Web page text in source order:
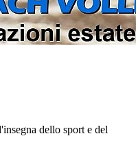
dello sport e del